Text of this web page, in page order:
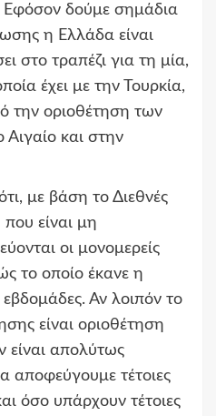
Εφόσον δούμε σημάδια
η Ελλάδα είναι
στο τραπέζι για τη μία,
έχει με την Τουρκία,
την οριοθέτηση των
και στην
με βάση το Διεθνές
που είναι μη
οι μονομερείς
το οποίο έκανε η
εβδομάδες. Αν λοιπόν το
είναι οριοθέτηση
απολύτως
αποφεύγουμε τέτοιες
όσο υπάρχουν τέτοιες